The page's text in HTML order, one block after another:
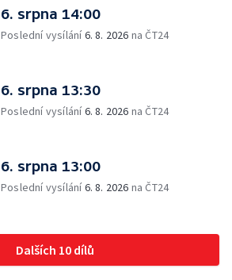
6. srpna 14:00
Poslední vysílání6. 8. 2026 na ČT24
6. srpna 13:30
Poslední vysílání6. 8. 2026 na ČT24
6. srpna 13:00
Poslední vysílání6. 8. 2026 na ČT24
Dalších 10 dílů